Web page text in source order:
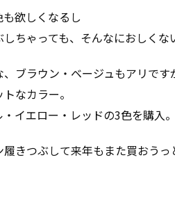
欲しくなるし
ちゃっても、そんなにおしくな
ブラウン・ベージュもアリです
なカラー。
イエロー・レッドの3色を購入。
きつぶして来年もまた買おうっ